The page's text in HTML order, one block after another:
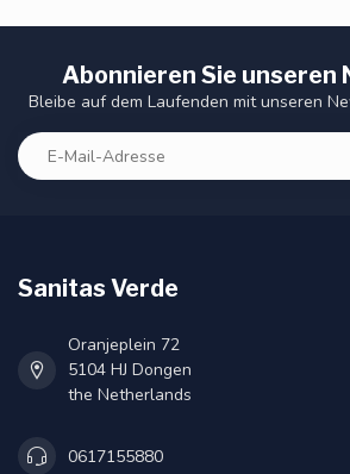
Abonnieren Sie unseren
Bleibe auf dem Laufenden mit unseren
Sanitas Verde
Oranjeplein 72
5104 HJ Dongen
the Netherlands
0617155880